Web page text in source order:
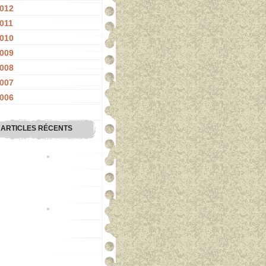
ARTICLES RÉCENTS